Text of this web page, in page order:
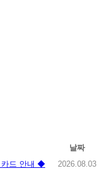
날짜
카드 안내 ◆ 2026.08.03